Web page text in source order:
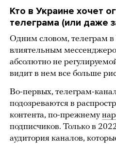
Кто в Украине хочет
телеграма (или даже
Одним словом, телеграм в
влиятельным
абсолютно не
видит в нем все больше
Во-первых, телеграм-
подозреваются в
контента, по-прежнему
подписчиков. Только в
аудитория каналов,